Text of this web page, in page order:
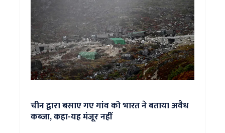
चीन द्वारा बसाए गए गांव को भारत ने बताया अवैध
कब्जा, कहा-यह मंजूर नहीं